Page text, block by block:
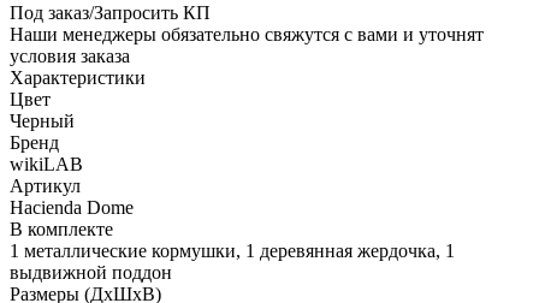
Под заказ/Запросить КП
Наши менеджеры обязательно свяжутся с вами и уточнят
условия заказа
Характеристики
Цвет
Черный
Бренд
wikiLAB
Артикул
Hacienda Dome
В комплекте
1 металлические кормушки, 1 деревянная жердочка, 1
выдвижной поддон
Размеры (ДхШхВ)